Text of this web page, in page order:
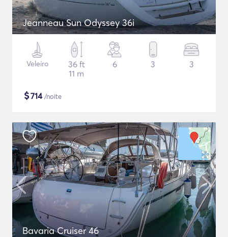
Jeanneau Sun Odyssey 36i
Veleiro
36 ft
11 m
6 3 3
$714/noite
Bavaria Cruiser 46